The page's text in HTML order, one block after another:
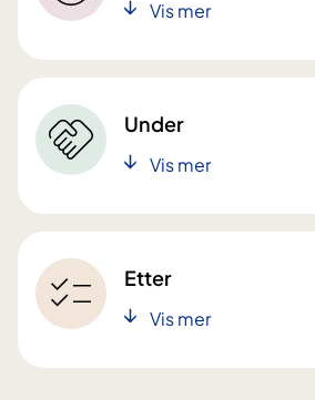
Vis mer
Under
Vis mer
Etter
Vis mer